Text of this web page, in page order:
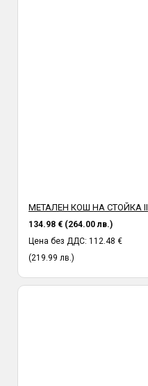
МЕТАЛЕН КОШ НА СТОЙКА II
134.98 € (264.00 лв.)
Цена без ДДС: 112.48 €
(219.99 лв.)